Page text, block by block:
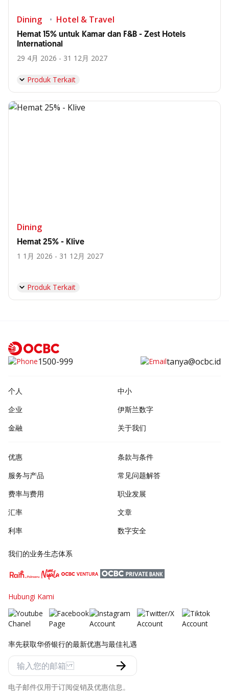
Dining Hotel & Travel
Hemat 15% untuk Kamar dan F&B - Zest Hotels
International
29 4月 2026 - 31 12月 2027
Produk Terkait
Dining
Hemat 25% - Klive
1 1月 2026 - 31 12月 2027
Produk Terkait
1500-999 tanya@ocbc.id
个人
中小
企业
伊斯兰数字
金融
关于我们
优惠
服务与产品
费率与费用
汇率
利率
条款与条件
常见问题解答
职业发展
文章
数字安全
我们的业务生态体系
Hubungi Kami
率先获取华侨银行的最新优惠与最佳礼遇
电子邮件仅用于订阅促销及优惠信息。